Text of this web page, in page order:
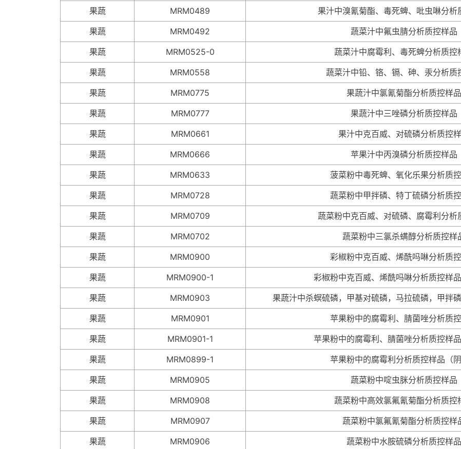
果蔬
MRM0489 果汁中溴氰菊酯、毒死蜱、吡虫啉分析
果蔬
MRM0492 蔬菜汁中氟虫腈分析质控样品
果蔬
MRM0525-0 蔬菜汁中腐霉利、毒死蜱分析质控
果蔬
MRM0558 蔬菜汁中铅、铬、镉、砷、汞分析质
果蔬
MRM0775 果蔬汁中氯氰菊酯分析质控样品
果蔬
MRM0777 果蔬汁中三唑磷分析质控样品
果蔬
MRM0661 果汁中克百威、对硫磷分析质控
果蔬
MRM0666 苹果汁中丙溴磷分析质控样品
果蔬
MRM0633 菠菜粉中毒死蜱、氧化乐果分析质
果蔬
MRM0728 蔬菜粉中甲拌磷、特丁硫磷分析质
果蔬
MRM0709 蔬菜粉中克百威、对硫磷、腐霉利分析
果蔬
MRM0702 蔬菜粉中三氯杀螨醇分析质控样
果蔬
MRM0900 彩椒粉中克百威、烯酰吗啉分析质
果蔬
MRM0900-1 彩椒粉中克百威、烯酰吗啉分析质控样品
果蔬
MRM0903 果蔬汁中杀螟硫磷，甲基对硫磷，马拉硫磷，甲拌
果蔬
MRM0901 苹果粉中的腐霉利、腈菌唑分析质
果蔬
MRM0901-1 苹果粉中的腐霉利、腈菌唑分析质控样品
果蔬
MRM0899-1 苹果粉中的腐霉利分析质控样品（阴
果蔬
MRM0905 蔬菜粉中啶虫脒分析质控样品
果蔬
MRM0908 蔬菜粉中高效氯氟氰菊酯分析质控
果蔬
MRM0907 蔬菜粉中氯氟氰菊酯分析质控样
果蔬
MRM0906 蔬菜粉中水胺硫磷分析质控样品